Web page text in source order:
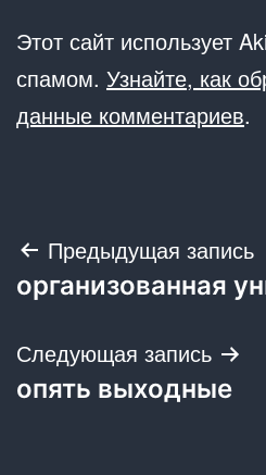
Этот сайт использует
спамом. Узнайте, как
данные комментариев.
Навигация
по
записям
Предыдущая запись
организованная
Следующая запись
опять выходные